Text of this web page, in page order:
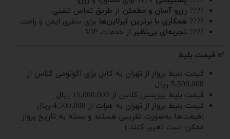
???? رزرو آسان و مطمئن از طریق تماس تلفنی
???? همکاری با برترین ایرلاین‌ها برای سفری ایمن و راحت
???? تجربه‌ای بی‌نظیر از خدمات VIP
✅ قیمت بلیط
قیمت بلیط پرواز از تهران به کابل برای اکونومی کلاس از
5,500,000 ریال
قیمت بلیط بیزینس کلاس از 15,000,000 ریال
قیمت بلیط پرواز از تهران به هرات از 4,500,000 ریال
(قیمت‌ها به‌صورت تقریبی هستند و بسته به تاریخ پرواز
ممکن است تغییر کنند.)